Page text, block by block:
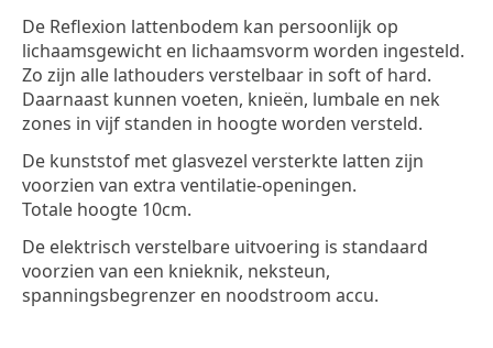
De Reflexion lattenbodem kan persoonlijk op
lichaamsgewicht en lichaamsvorm worden ingesteld.
Zo zijn alle lathouders verstelbaar in soft of hard.
Daarnaast kunnen voeten, knieën, lumbale en nek
zones in vijf standen in hoogte worden versteld.
De kunststof met glasvezel versterkte latten zijn
voorzien van extra ventilatie-openingen.
Totale hoogte 10cm.
De elektrisch verstelbare uitvoering is standaard
voorzien van een knieknik, neksteun,
spanningsbegrenzer en noodstroom accu.